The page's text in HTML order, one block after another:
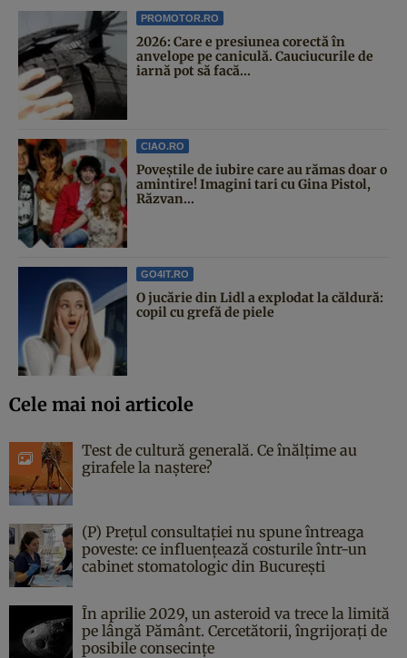
PROMOTOR.RO
2026: Care e presiunea corectă în
anvelope pe caniculă. Cauciucurile de
iarnă pot să facă...
CIAO.RO
Poveştile de iubire care au rămas doar o
amintire! Imagini tari cu Gina Pistol,
Răzvan...
GO4IT.RO
O jucărie din Lidl a explodat la căldură:
copil cu grefă de piele
Cele mai noi articole
Test de cultură generală. Ce înălțime au
girafele la naștere?
(P) Prețul consultației nu spune întreaga
poveste: ce influențează costurile într-un
cabinet stomatologic din București
În aprilie 2029, un asteroid va trece la limită
pe lângă Pământ. Cercetătorii, îngrijorați de
posibile consecințe